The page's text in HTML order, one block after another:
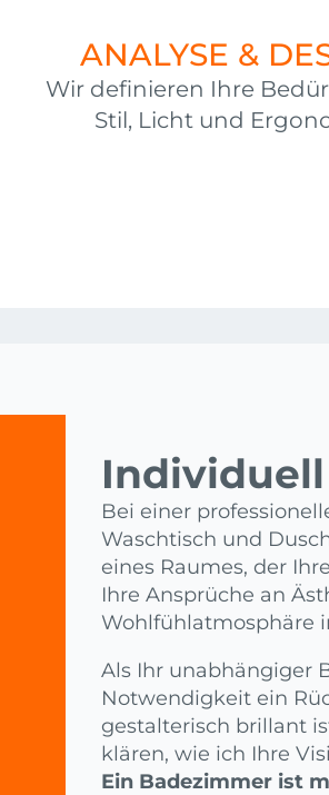
ANALYSE &
Wir definieren Ihre
Stil, Licht und
Bei einer
Waschtisch und
eines Raumes, der
Ihre Ansprüche an
Wohlfühlatmosphäre
Als Ihr unabhängiger
Notwendigkeit ein
gestalterisch brillant
klären, wie ich Ihre
Ein Badezimmer ist